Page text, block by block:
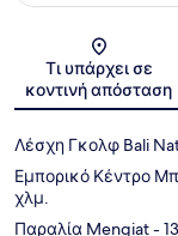
Τι υπάρχει σε
κοντινή απόσταση
Λέσχη Γκολφ Bali
Εμπορικό Κέντρο
χλμ.
Παραλία Mengiat-